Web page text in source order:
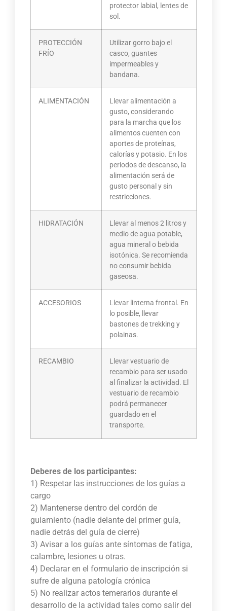
protector labial, lentes de
sol.
PROTECCIÓN
FRÍO
Utilizar gorro bajo el
casco, guantes
impermeables y
bandana.
ALIMENTACIÓN
Llevar alimentación a
gusto, considerando
para la marcha que los
alimentos cuenten con
aportes de proteínas,
calorías y potasio. En los
periodos de descanso, la
alimentación será de
gusto personal y sin
restricciones.
HIDRATACIÓN
Llevar al menos 2 litros y
medio de agua potable,
agua mineral o bebida
isotónica. Se recomienda
no consumir bebida
gaseosa.
ACCESORIOS
Llevar linterna frontal. En
lo posible, llevar
bastones de trekking y
polainas.
RECAMBIO
Llevar vestuario de
recambio para ser usado
al finalizar la actividad. El
vestuario de recambio
podrá permanecer
guardado en el
transporte.
Deberes de los participantes:
1) Respetar las instrucciones de los guías a
cargo
2) Mantenerse dentro del cordón de
guiamiento (nadie delante del primer guía,
nadie detrás del guía de cierre)
3) Avisar a los guías ante síntomas de fatiga,
calambre, lesiones u otras.
4) Declarar en el formulario de inscripción si
sufre de alguna patología crónica
5) No realizar actos temerarios durante el
desarrollo de la actividad tales como salir del